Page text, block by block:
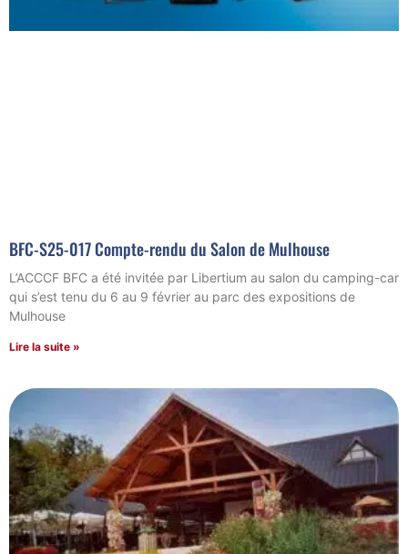
BFC-S25-017 Compte-rendu du Salon de Mulhouse
L’ACCCF BFC a été invitée par Libertium au salon du camping-car
qui s’est tenu du 6 au 9 février au parc des expositions de
Mulhouse
Lire la suite »